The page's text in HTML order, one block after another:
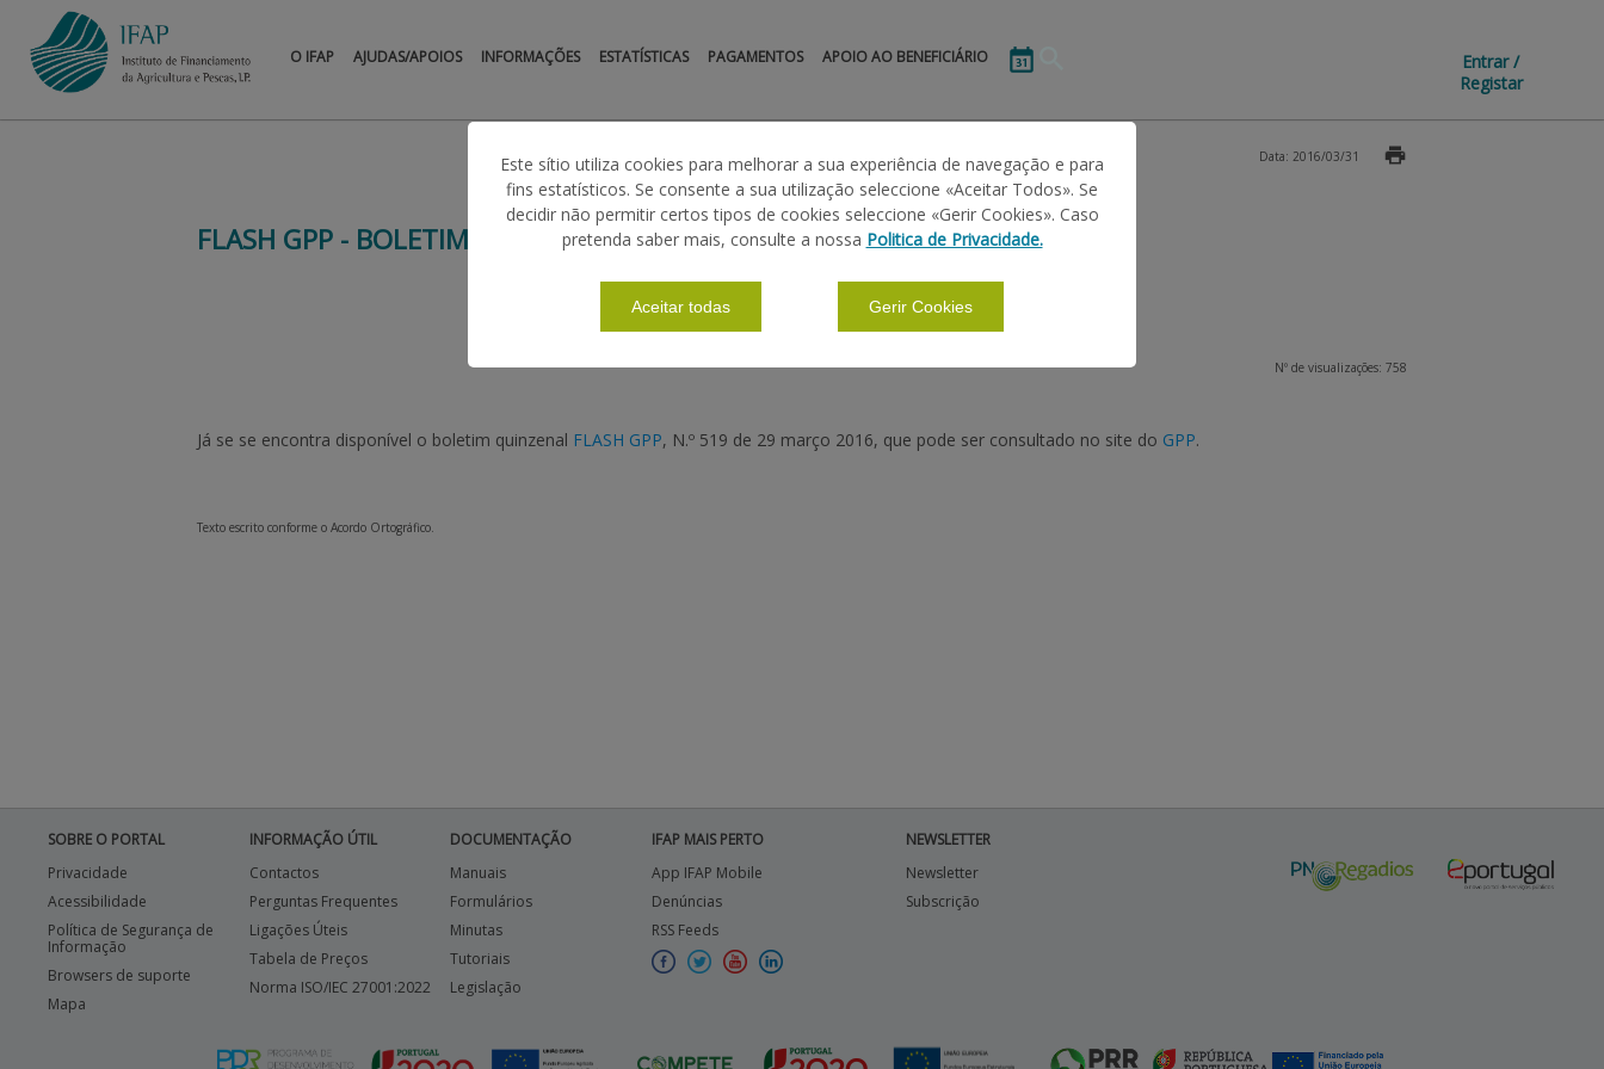
O IFAP AJUDAS/APOIOS INFORMAÇÕES ESTATÍSTICAS PAGAMENTOS APOIO AO BENEFICIÁRIO
Entrar /
Registar
FLASH GPP - BOLETIM QUINZENAL
Data: 2016/03/31
Nº de visualizações: 758
Já se se encontra disponível o boletim quinzenal FLASH GPP, N.º 519 de 29 março 2016, que pode ser consultado no site do GPP.
Texto escrito conforme o Acordo Ortográfico.
SOBRE O PORTAL
Privacidade
Acessibilidade
Política de Segurança de
Informação
Browsers de suporte
Mapa
INFORMAÇÃO ÚTIL
Contactos
Perguntas Frequentes
Ligações Úteis
Tabela de Preços
Norma ISO/IEC 27001:2022
DOCUMENTAÇÃO
Manuais
Formulários
Minutas
Tutoriais
Legislação
IFAP MAIS PERTO
App IFAP Mobile
Denúncias
RSS Feeds
NEWSLETTER
Newsletter
Subscrição
Este sítio utiliza cookies para melhorar a sua experiência de navegação e para
fins estatísticos. Se consente a sua utilização seleccione «Aceitar Todos». Se
decidir não permitir certos tipos de cookies seleccione «Gerir Cookies». Caso
pretenda saber mais, consulte a nossa Politica de Privacidade.
Aceitar todas Gerir Cookies